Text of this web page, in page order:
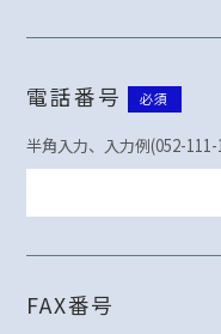
電話番号 必須
半角入力、入力例(052-111-
FAX番号